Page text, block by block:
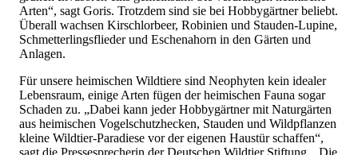
Arten“, sagt Goris. Trotzdem sind sie bei Hobbygärtner beliebt.
Überall wachsen Kirschlorbeer, Robinien und Stauden-Lupine,
Schmetterlingsflieder und Eschenahorn in den Gärten und
Anlagen.
Für unsere heimischen Wildtiere sind Neophyten kein idealer
Lebensraum, einige Arten fügen der heimischen Fauna sogar
Schaden zu. „Dabei kann jeder Hobbygärtner mit Naturgärten
aus heimischen Vogelschutzhecken, Stauden und Wildpflanzen
kleine Wildtier-Paradiese vor der eigenen Haustür schaffen“,
sagt die Pressesprecherin der Deutschen Wildtier Stiftung. „Die